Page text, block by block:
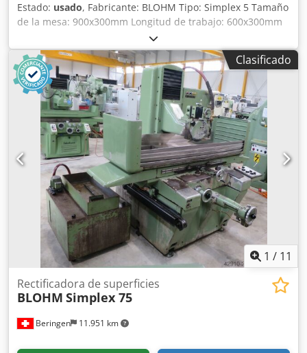
Estado: usado, Fabricante: BLOHM Tipo: Simplex 5 Tamaño
de la mesa: 900x300mm Longitud de trabajo: 600x300mm
Dcjdpfxjvtyxuo Ad Rek ¡Sin mesa magnética!
Clasificado
1 / 11
Beringen 11.951 km
Rectificadora de superficies
BLOHM Simplex 75